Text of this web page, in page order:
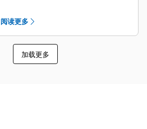
性能铲斗配有一个可优化挖掘力的凹
进销，当与 Cat 抓销式快速连接器配
套使用时，可为铲斗提供更快的循环
时间。
此外，Cat 抓销式快速连接器还允许操
阅读更多
加载更多